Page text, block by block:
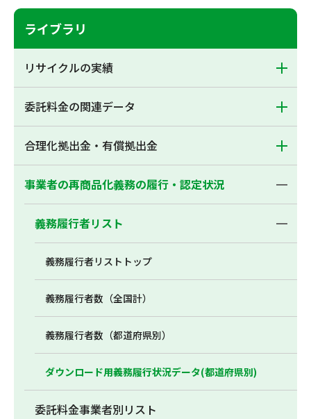
ライブラリ
リサイクルの実績
委託料金の関連データ
合理化拠出金・有償拠出金
事業者の再商品化義務の履行・認定状況
義務履行者リスト
義務履行者リストトップ
義務履行者数（全国計）
義務履行者数（都道府県別）
ダウンロード用義務履行状況データ(都道府県別)
委託料金事業者別リスト